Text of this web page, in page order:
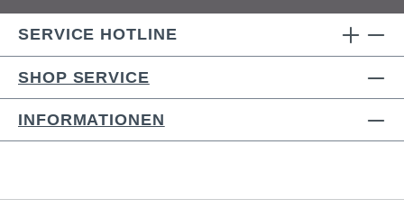
SERVICE HOTLINE
SHOP SERVICE
INFORMATIONEN